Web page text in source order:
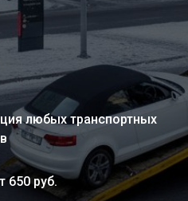
любых транспортных
650 руб.